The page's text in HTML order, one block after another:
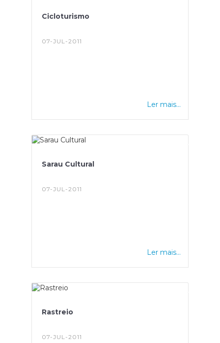
Cicloturismo
07-JUL-2011
Ler mais...
Sarau Cultural
07-JUL-2011
Ler mais...
Rastreio
07-JUL-2011